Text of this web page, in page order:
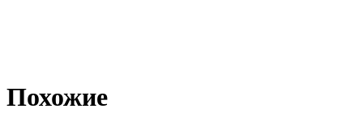
Похожие